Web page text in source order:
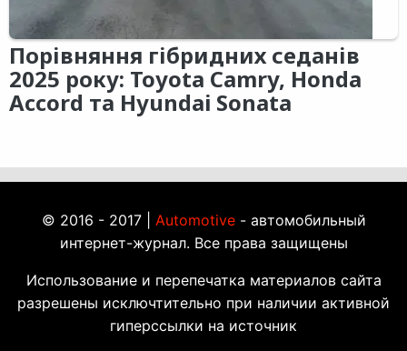
Порівняння гібридних седанів
2025 року: Toyota Camry, Honda
Accord та Hyundai Sonata
© 2016 - 2017 | Automotive- автомобильный
интернет-журнал. Все права защищены
Использование и перепечатка материалов сайта
разрешены исключтительно при наличии активной
гиперссылки на источник